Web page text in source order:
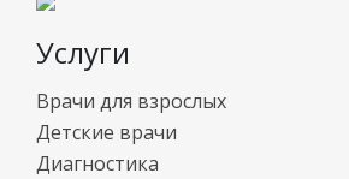
Услуги
Врачи для взрослых
Детские врачи
Диагностика